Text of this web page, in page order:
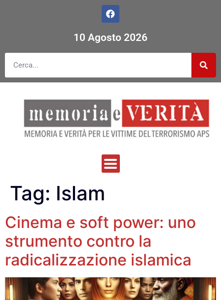
10 Agosto 2026
Tag: Islam
Cinema e soft power: uno
strumento contro la
radicalizzazione islamica